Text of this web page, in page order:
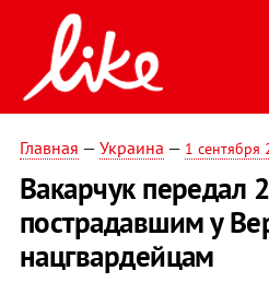
Главная — Украина — 1 сентября
Вакарчук передал
пострадавшим у
нацгвардейцам